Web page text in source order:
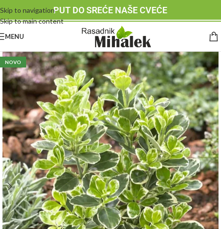
Skip to navigation
Skip to main content
PUT DO SREĆE NAŠE CVEĆE
MENU
NOVO